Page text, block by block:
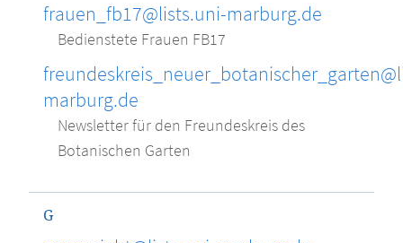
frauen_fb17@lists.uni-marburg.de
Bedienstete Frauen FB17
marburg.de
Newsletter für den Freundeskreis des
Botanischen Garten
G